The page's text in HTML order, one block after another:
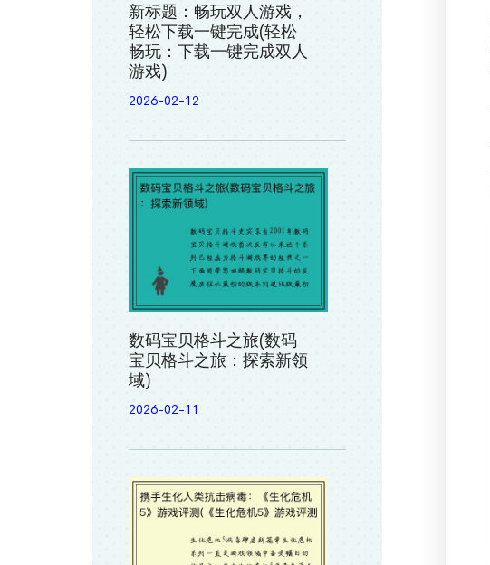
新标题：畅玩双人游戏，
轻松下载一键完成(轻松
畅玩：下载一键完成双人
游戏)
2026-02-12
数码宝贝格斗之旅(数码
宝贝格斗之旅：探索新领
域)
2026-02-11